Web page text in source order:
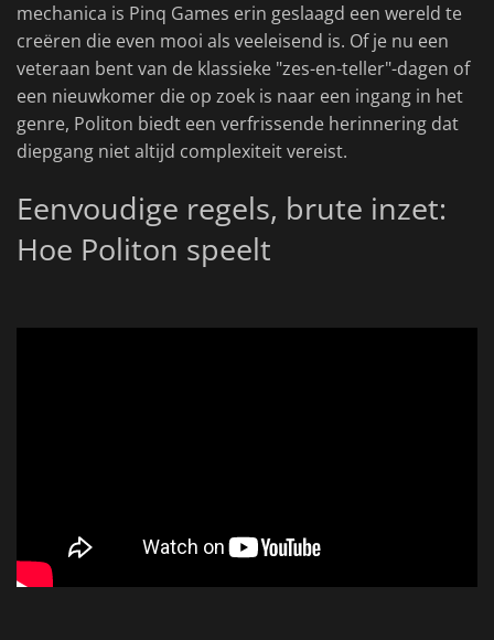
mechanica is Pinq Games erin geslaagd een wereld te
creëren die even mooi als veeleisend is. Of je nu een
veteraan bent van de klassieke "zes-en-teller"-dagen of
een nieuwkomer die op zoek is naar een ingang in het
genre, Politon biedt een verfrissende herinnering dat
diepgang niet altijd complexiteit vereist.
Eenvoudige regels, brute inzet:
Hoe Politon speelt